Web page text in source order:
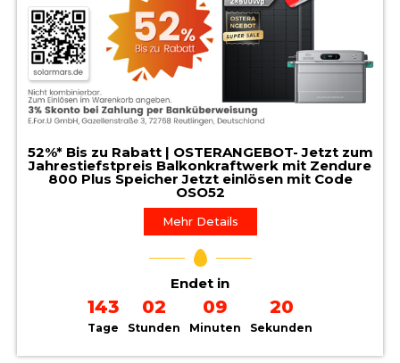
52%* Bis zu Rabatt | OSTERANGEBOT- Jetzt zum
Jahrestiefstpreis Balkonkraftwerk mit Zendure
800 Plus Speicher Jetzt einlösen mit Code
OSO52
Mehr Details
Endet in
143
Tage
02
Stunden
09
Minuten
19
Sekunden